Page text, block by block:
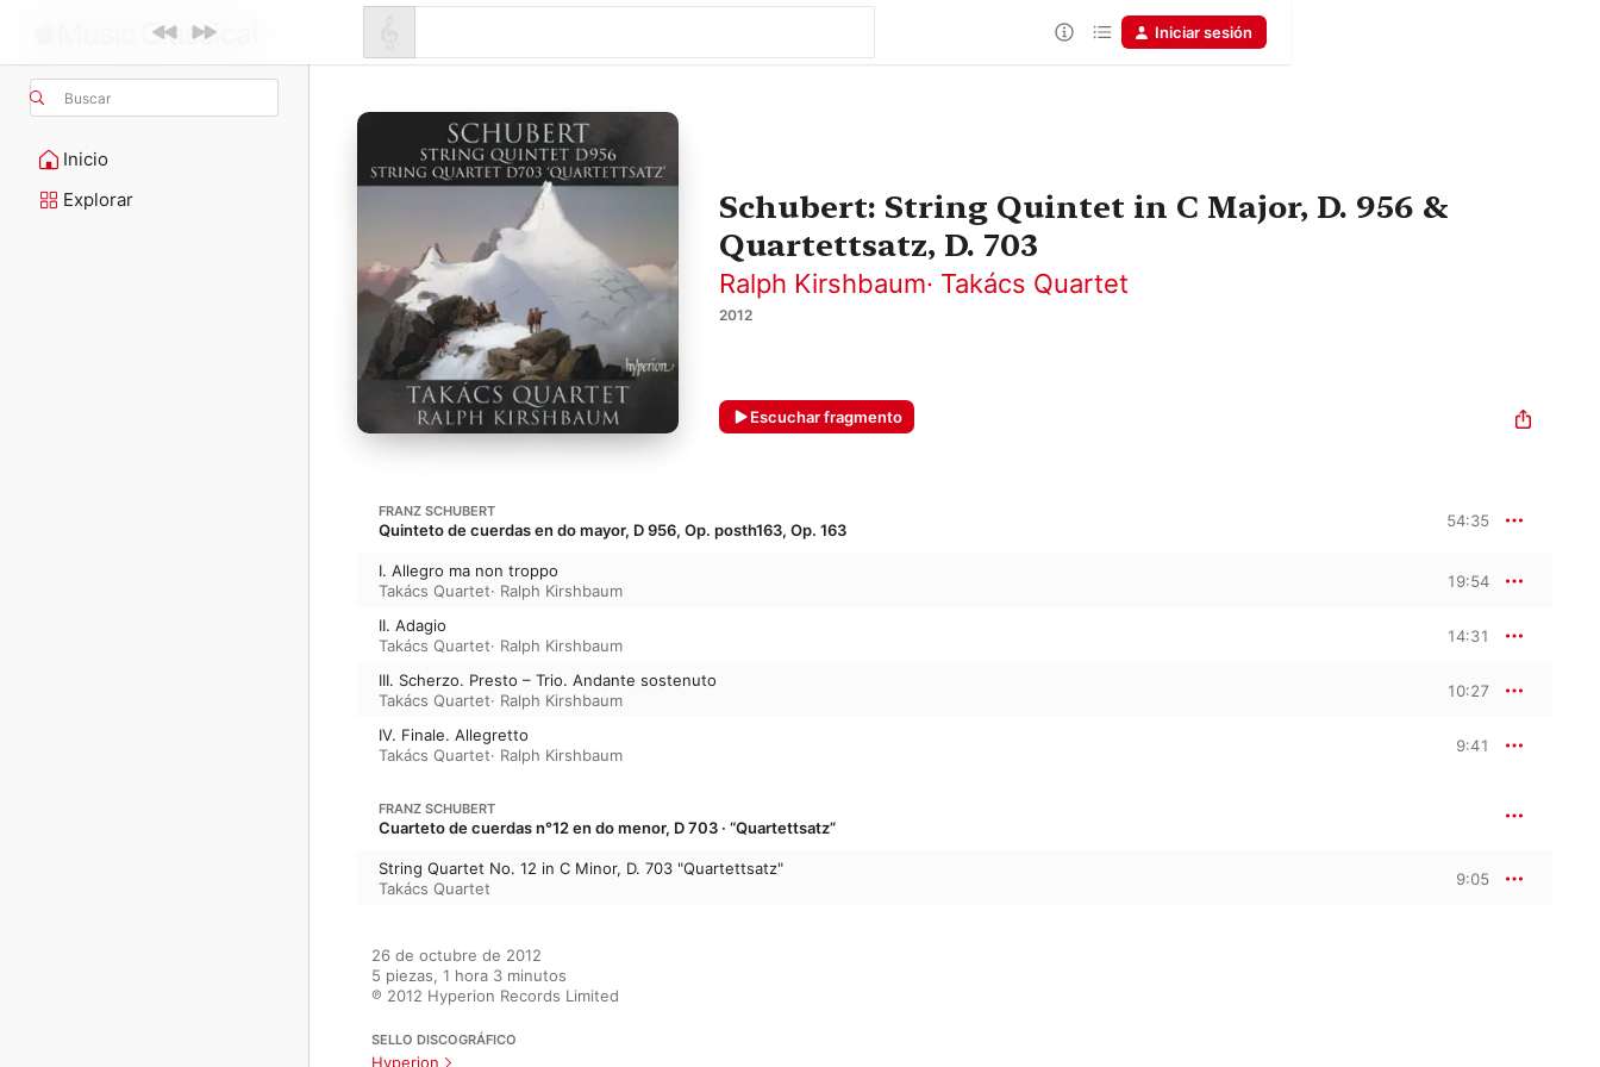
Buscar
Inicio
Explorar
Iniciar sesión
Schubert: String Quintet in C Major, D. 956 &
Quartettsatz, D. 703
Ralph Kirshbaum· Takács Quartet
2012
Escuchar fragmento
FRANZ SCHUBERT
Quinteto de cuerdas en do mayor, D 956, Op. posth163, Op. 163 54:35
I. Allegro ma non troppo
Takács Quartet· Ralph Kirshbaum 19:54
II. Adagio
Takács Quartet· Ralph Kirshbaum 14:31
III. Scherzo. Presto – Trio. Andante sostenuto
Takács Quartet· Ralph Kirshbaum 10:27
IV. Finale. Allegretto
Takács Quartet· Ralph Kirshbaum 9:41
FRANZ SCHUBERT
Cuarteto de cuerdas n°12 en do menor, D 703 · “Quartettsatz”
String Quartet No. 12 in C Minor, D. 703 "Quartettsatz"
Takács Quartet
9:05
26 de octubre de 2012
5 piezas, 1 hora 3 minutos
℗ 2012 Hyperion Records Limited
SELLO DISCOGRÁFICO
Hyperion